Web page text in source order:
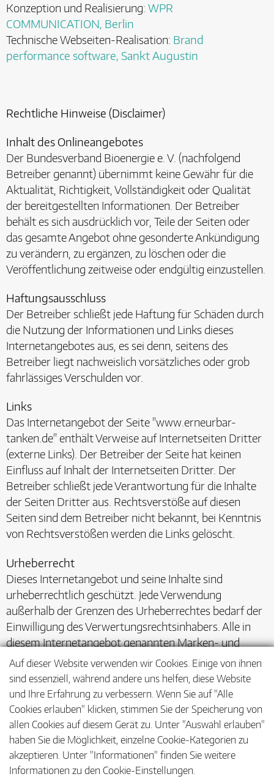
Konzeption und Realisierung: WPR
COMMUNICATION, Berlin
Technische Webseiten-Realisation: Brand
performance software, Sankt Augustin
Rechtliche Hinweise (Disclaimer)
Inhalt des Onlineangebotes
Der Bundesverband Bioenergie e. V. (nachfolgend
Betreiber genannt) übernimmt keine Gewähr für die
Aktualität, Richtigkeit, Vollständigkeit oder Qualität
der bereitgestellten Informationen. Der Betreiber
behält es sich ausdrücklich vor, Teile der Seiten oder
das gesamte Angebot ohne gesonderte Ankündigung
zu verändern, zu ergänzen, zu löschen oder die
Veröffentlichung zeitweise oder endgültig einzustellen.
Haftungsausschluss
Der Betreiber schließt jede Haftung für Schäden durch
die Nutzung der Informationen und Links dieses
Internetangebotes aus, es sei denn, seitens des
Betreiber liegt nachweislich vorsätzliches oder grob
fahrlässiges Verschulden vor.
Links
Das Internetangebot der Seite "www.erneurbar-
tanken.de" enthält Verweise auf Internetseiten Dritter
(externe Links). Der Betreiber der Seite hat keinen
Einfluss auf Inhalt der Internetseiten Dritter. Der
Betreiber schließt jede Verantwortung für die Inhalte
der Seiten Dritter aus. Rechtsverstöße auf diesen
Seiten sind dem Betreiber nicht bekannt, bei Kenntnis
von Rechtsverstößen werden die Links gelöscht.
Urheberrecht
Dieses Internetangebot und seine Inhalte sind
urheberrechtlich geschützt. Jede Verwendung
außerhalb der Grenzen des Urheberrechtes bedarf der
Einwilligung des Verwertungsrechtsinhabers. Alle in
diesem Internetangebot genannten Marken- und
Warenzeichen unterliegen den Bestimmungen des
jeweiligen Kennzeichenrechts und den Rechten der
jeweiligen Inhaber.
© Bundesverband Bioenergie e. V. 2024
Auf dieser Website verwenden wir Cookies. Einige von ihnen
sind essenziell, während andere uns helfen, diese Website
und Ihre Erfahrung zu verbessern. Wenn Sie auf "Alle
Cookies erlauben" klicken, stimmen Sie der Speicherung von
allen Cookies auf diesem Gerät zu. Unter "Auswahl erlauben"
haben Sie die Möglichkeit, einzelne Cookie-Kategorien zu
akzeptieren. Unter "Informationen" finden Sie weitere
Informationen zu den Cookie-Einstellungen.